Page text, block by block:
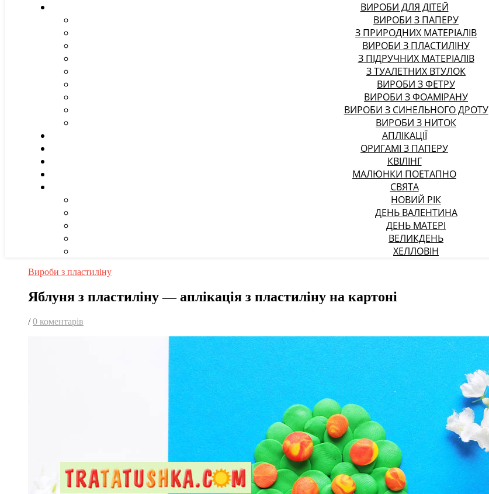
ВИРОБИ ДЛЯ ДІТЕЙ
ВИРОБИ З ПАПЕРУ
З ПРИРОДНИХ МАТЕРІАЛІВ
ВИРОБИ З ПЛАСТИЛІНУ
З ПІДРУЧНИХ МАТЕРІАЛІВ
З ТУАЛЕТНИХ ВТУЛОК
ВИРОБИ З ФЕТРУ
ВИРОБИ З ФОАМІРАНУ
ВИРОБИ З СИНЕЛЬНОГО ДРОТУ
ВИРОБИ З НИТОК
АПЛІКАЦІЇ
ОРИГАМІ З ПАПЕРУ
КВІЛІНГ
МАЛЮНКИ ПОЕТАПНО
СВЯТА
НОВИЙ РІК
ДЕНЬ ВАЛЕНТИНА
ДЕНЬ МАТЕРІ
ВЕЛИКДЕНЬ
ХЕЛЛОВІН
Вироби з пластиліну
Яблуня з пластиліну — аплікація з пластиліну на картоні
/ 0 коментарів